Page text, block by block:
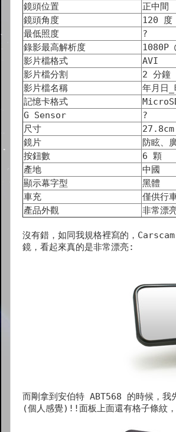
鏡頭位置
正中間
鏡頭角度
120 度
最低照度
?
錄影最高解析度
1080P
影片檔格式
AVI
影片檔分割
2 分鐘
影片檔名稱
年月日
記憶卡格式
G Sensor
?
尺寸
鏡片
防眩、
按鈕數
6 顆
產地
中國
顯示幕字型
黑體
車充
僅供行
產品外觀
非常漂
沒有錯，如同我規格裡寫的，
鏡，看起來真的是非常漂亮:
而剛拿到安伯特 ABT568 的時候，我
(個人感覺)!!面板上面還有格子條紋